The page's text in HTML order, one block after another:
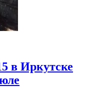
в Иркутске